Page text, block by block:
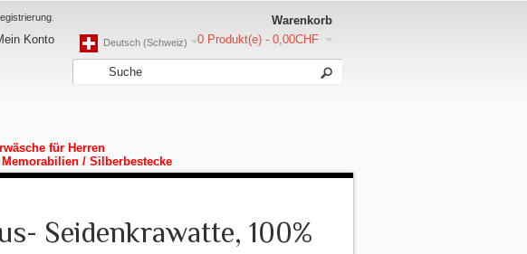
Konto
Warenkorb
0 Produkt(e) - 0,00CHF
Deutsch (Schweiz)
für Herren
/ Silberbestecke
Seidenkrawatte, 100%